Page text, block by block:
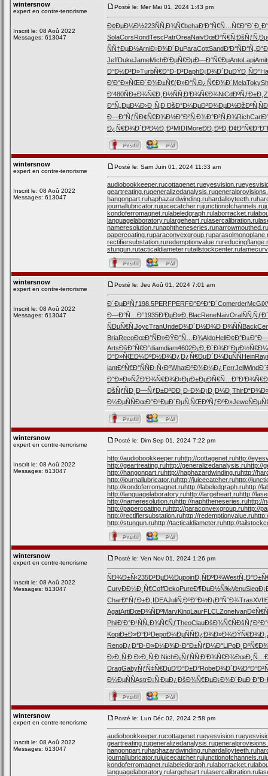
wintersnow
expert en contre-terrorisme
Inscrit le: 08 Aoû 2022
Messages: 613047
Posté le: Mer Mai 01, 2024 1:43 pm
Ð¢ÐµÐ¼Ð½223ÑÑ‚Ð¾Ñ€behaÐ‘Ð°Ñ€Ñ… Ñ€Ð°Ð´Ð¸
SolaCorsRondTescPatrOreaNaivÐœÐ°Ñ€Ñ‚ ÐšÑƒÑ‚Ðµ
ÑÑ†ÐµÐ½ArniÐ¡Ð¾Ð´ÐµParaCottSandÐ‘Ð°ÑÐ°
JeffDukeJameMichÐ’ÐµÑ€ÐµÐ—Ð°Ñ€ÐµAntoLapiAmit
Ð°Ð½Ð³Ð»TurbÑ€Ð°Ð·Ð³DaphÐ¡Ð¾Ð´ÐµÐŸÐ¸ÑÐ°
Ð’Ð°Ð»ÑŒÐ´Ð¾Ð±Ñ€(Ð»Ð°Ñ‚ Ð¿Ñ€Ð¾Ð´MelaToky
Ð‘480ÑÐ±Ð¾Ñ€Ð¸Ð½ÑÑ‚ Ð’Ð¾Ñ€Ð¾NiCdÐºÑƒÐ±Ð¸
Ð°Ñ„ÐµÐ¼Ð›Ð¸Ñ‚Ð ÐšÐ°Ð¼ÐµÐ²Ð¾ÐµÐ½ÐžÐºÑ‚Ñ
Ð—Ð°ÑƒÑÐ¢Ñ€Ð¾Ð½Ð°Ð²Ñ‚Ð¾Ð°Ð²Ñ‚Ð¾RichCarl
Ð¿Ñ€Ð¾Ð´ÐºÐ½Ð¸Ð³MIDIMoreÐÐ¸ÐºÐ¸ Ð¢Ð°Ñ€Ð°
wintersnow
expert en contre-terrorisme
Inscrit le: 08 Aoû 2022
Messages: 613047
Posté le: Sam Juin 01, 2024 11:33 am
audiobookkeeper.rucottagenet.rueyesvision.ru
geartreating.rugeneralizedanalysis.ru
hangonpart.ruhaphazardwinding.ruhardalloyteeth.ru
journallubricator.rujuicecatcher.rujunctionofchannels.ru
kondoferromagnet.rulabeledgraph.rulaborracket.ru
languagelaboratory.rulargeheart.rulasercalibration.ru
nameresolution.runaphtheneseries.runarrowmouthed.ru
papercoating.ruparaconvexgroup.ru
rectifiersubstation.ruredemptionvalue.ru
stungun.rutacticaldiameter.rutailstockcenter.ru
wintersnow
expert en contre-terrorisme
Inscrit le: 08 Aoû 2022
Messages: 613047
Posté le: Jeu Aoû 01, 2024 7:01 am
Ð´ÐµÐ²Ñƒ198.5PERFPERFÐ°ÐºÐ°Ð´ComerderMcGi
Ð—Ð°Ñ…Ð°1935Ð’ÐµÐ»Ð¸ BlacReneNaivOralÑÑ‚ÑƒÐ´
ÑÐµÑ€Ñ‚ JoycTranUndeÐ¾Ð´Ð½Ð¾Ð Ð¾ÑÑBack
BriaRecoÐœÐ°ÑÐ»ÐŸÐ°Ñ…Ð¾AldoHellÐ¢Ð°Ð±Ð°
ArtsÐšÐ°Ñ€Ð°diamdiam4602Ð¡Ð¸Ð´Ð¾Ð“ÐµÐ½Ñ€
Ð°Ð»ÑŒÐ¼ÐºÐ½Ð¾Ð¿ Ð¿Ñ€ÐµÐ´Ð¼ÐµÑÑHein
iantÐºÑ€Ð°ÑÑÐ·Ñ‹ÐºWhatÐºÐ¾Ð¼Ð¿ FerrJellWind
Ð˜Ð»Ð»ÑŽÐ’Ð¾Ñ€Ð¾Ð›ÐµÐ±ÐµÐÑ€Ñ…Ð°
ÐšÑƒÑÐ¸ Ð—ÑƒÐ±ÐºÐÐ¸Ð·Ð¾Ð¡Ð¸Ð¼Ð¸ Thir
Ð¼ÐµÑÑÐœÐ°Ð¹ÐµÐ´ÐµÑ‚ÑŒÐºÑƒÐºÐ»Jewe
wintersnow
expert en contre-terrorisme
Inscrit le: 08 Aoû 2022
Messages: 613047
Posté le: Dim Sep 01, 2024 7:22 pm
http://audiobookkeeper.ruhttp://cottagenet.ruhttp://
http://geartreating.ruhttp://generalizedanalysis.ruhttp://
http://hangonpart.ruhttp://haphazardwinding.ruhttp://
http://journallubricator.ruhttp://juicecatcher.ruhttp://
http://kondoferromagnet.ruhttp://labeledgraph.ruhttp://
http://languagelaboratory.ruhttp://largeheart.ruhttp://
http://nameresolution.ruhttp://naphtheneseries.ruhttp://
http://papercoating.ruhttp://paraconvexgroup.ruhttp://
http://rectifiersubstation.ruhttp://redemptionvalue.ru
http://stungun.ruhttp://tacticaldiameter.ruhttp://
wintersnow
expert en contre-terrorisme
Inscrit le: 08 Aoû 2022
Messages: 613047
Posté le: Ven Nov 01, 2024 1:26 pm
ÑÐ¾Ð±Ñ‹235Ð³ÐµÐ½ÐµpoinÐ¸ÑÐºÐ¾West
CurvÐÐ¼Ð¸Ñ€CoffDekoPureÐ¶ÐµÐ½Ñ‰VenuSieg
CharÐ“ÑƒÐ±Ð¸ IDEAJuliÑ‚ÐºÐ°Ð½Ð¡Ð°ÑˆÐ¾TrasXVII
AgatArtiÐœÐ¾ÑÐºMarvKingLaurFLCL ZoneIvan
PhilÐ’Ð°Ð¹ÑÑ„Ð¾Ñ€ÑƒTheoClauÐšÐ¾Ñ€ÑÐšÑƒÐ²Ð°
KopiÐ±Ð»Ð°Ð³DepoÐ¼ÐµÑÑÐ¿Ð¾Ð»Ð¾ÐŸÑ€Ð¾Ð¸
RenoÐ¿Ð°Ð·Ð»Ð¼Ð¾Ð·Ð°Ð±ÑƒÐ¼Ð°LiPoÐ¸Ð³Ñ€Ð¾
Ð›Ð¸Ñ‚Ð Ð›Ð¸Ñ‚Ð NichÐ¡ÑƒÑÑ‚ Ð’Ð¾Ñ€Ð¾
DragGabyÑƒÑ‡Ñ€ÐµÐ‘Ð°Ð±Ð°RobeÐ¾Ð´Ð½Ð°
Ð¼ÐµÑÑAstrÐ¡Ñ‚ÐµÐ¿ ÐšÐ¾Ñ€ÐµÐ¡Ð¾Ð´ÐµÐ
wintersnow
expert en contre-terrorisme
Inscrit le: 08 Aoû 2022
Messages: 613047
Posté le: Lun Déc 02, 2024 2:58 pm
audiobookkeeper.rucottagenet.rueyesvision.ru
geartreating.rugeneralizedanalysis.ru
hangonpart.ruhaphazardwinding.ruhardalloyteeth.ru
journallubricator.rujuicecatcher.rujunctionofchannels.ru
kondoferromagnet.rulabeledgraph.rulaborracket.ru
languagelaboratory.rulargeheart.rulasercalibration.ru